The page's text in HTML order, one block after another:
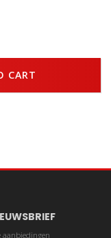
CART
aanbiedingen